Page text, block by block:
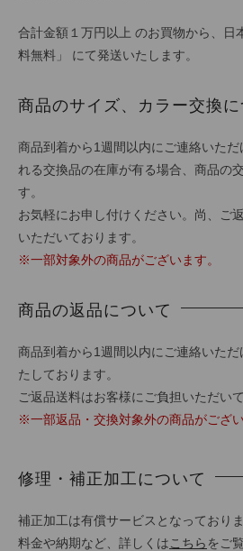
合計金額１万円以上 のお買物から、日
料無料」 にて発送いたします。
商品のサイズ、カラー交換に
商品到着から1週間以内にご連絡いた
れる交換品の在庫が有る場合、商品の
す。
お気軽にお申し付けください。尚、ご
いただいております。
※一部対象外の商品がございます。
商品の返品について
商品到着から1週間以内にご連絡いた
たしております。
ご返品送料はお客様にご負担いただい
※一部返品・交換対象外の商品がござい
修理・補正加工について
補正加工は有償サービスとなっておりま
料金や納期など、詳しくは こちら をご